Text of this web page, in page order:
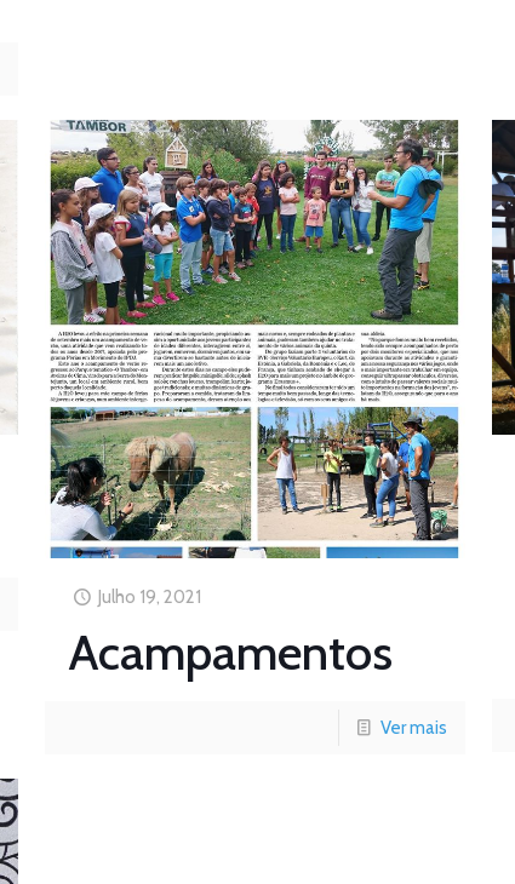
Julho 19, 2021
Acampamentos
Ver mais